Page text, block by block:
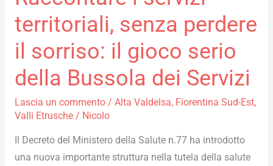
territoriali, senza perdere
il sorriso: il gioco serio
della Bussola dei Servizi
Lascia un commento / Alta Valdelsa, Fiorentina Sud-Est,
Valli Etrusche/ Nicolo
Il Decreto del Ministero della Salute n.77 ha introdotto
una nuova importante struttura nella tutela della salute
Bussola
dei
Servizi